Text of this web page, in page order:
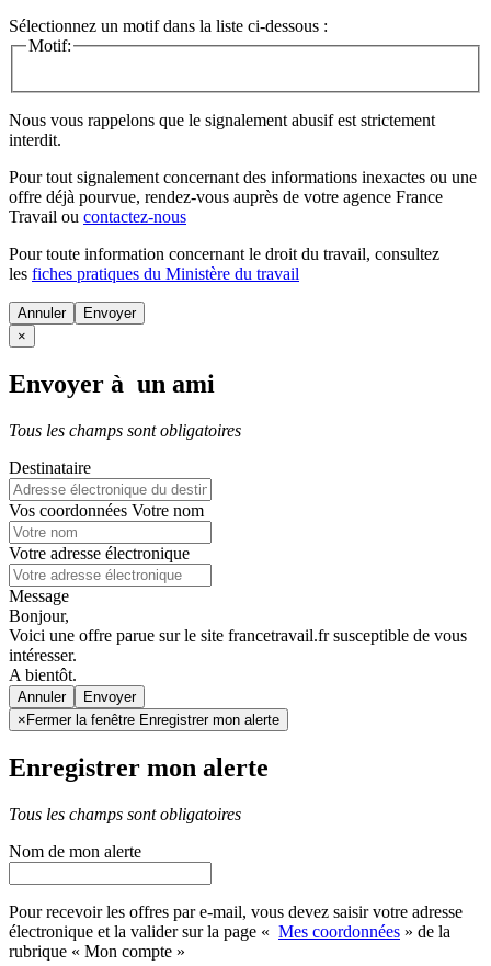
Sélectionnez un motif dans la liste ci-dessous :
Motif:
Nous vous rappelons que le signalement abusif est strictement
interdit.
Pour tout signalement concernant des informations inexactes ou une
offre déjà pourvue, rendez-vous auprès de votre agence France
Travail ou contactez-nous
Pour toute information concernant le droit du travail, consultez
les fiches pratiques du Ministère du travail
Annuler
×
Envoyer à un ami
Tous les champs sont obligatoires
Destinataire
Vos coordonnées Votre nom
Votre adresse électronique
Message
Bonjour,
Voici une offre parue sur le site francetravail.fr susceptible de vous
intéresser.
A bientôt.
Annuler
× Fermer la fenêtre Enregistrer mon alerte
Enregistrer mon alerte
Tous les champs sont obligatoires
Nom de mon alerte
Pour recevoir les offres par e-mail, vous devez saisir votre adresse
électronique et la valider sur la page « Mes coordonnées » de la
rubrique « Mon compte »